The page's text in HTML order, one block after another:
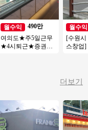
월수익
490만
여의도★주5일근무
★4시퇴근★증권가
월수익
[수원시
스창업]
더보기